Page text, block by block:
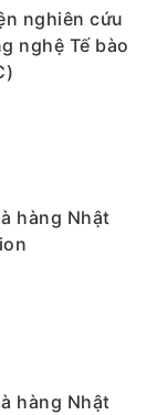
nghiên cứu
nghệ Tế bào
hàng Nhật
hàng Nhật